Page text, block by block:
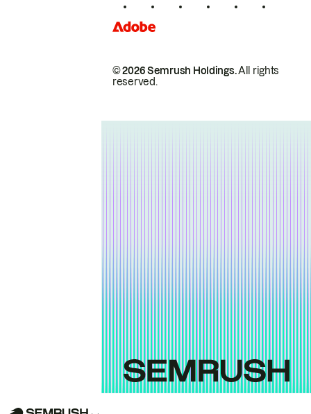
© 2026 Semrush Holdings.All rights
reserved.